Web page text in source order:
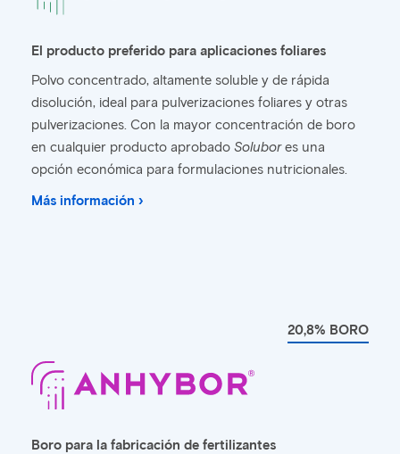
El producto preferido para aplicaciones foliares
Polvo concentrado, altamente soluble y de rápida
disolución, ideal para pulverizaciones foliares y otras
pulverizaciones. Con la mayor concentración de boro
en cualquier producto aprobado Solubores una
opción económica para formulaciones nutricionales.
Más información ›
20,8% BORO
Boro para la fabricación de fertilizantes